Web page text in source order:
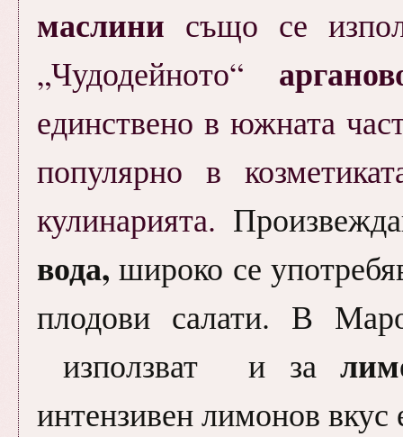
маслини също се
„Чудодейното“
единствено в южната
популярно в
кулинарията.
вода, широко се
плодови салати. В
използват и за
интензивен лимонов вкус